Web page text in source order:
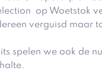
op Woetstok
verguisd maar
spelen we ook de